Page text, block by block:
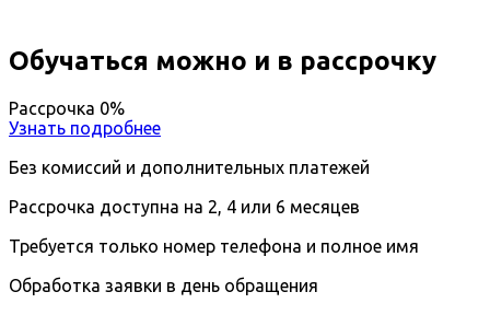
Обучаться можно и в рассрочку
Рассрочка 0%
Узнать подробнее
Без комиссий и дополнительных платежей
Рассрочка доступна на 2, 4 или 6 месяцев
Требуется только номер телефона и полное имя
Обработка заявки в день обращения